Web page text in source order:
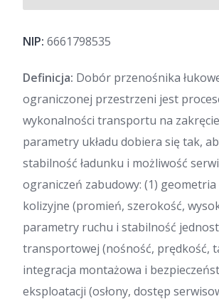
NIP: 6661798535
Definicja: Dobór przenośnika
ograniczonej przestrzeni jest
wykonalności transportu na
parametry układu dobiera się tak,
stabilność ładunku i możliwość
ograniczeń zabudowy: (1)
kolizyjne (promień, szerokość,
parametry ruchu i stabilność
transportowej (nośność, prędkość,
integracja montażowa i
eksploatacji (osłony, dostęp